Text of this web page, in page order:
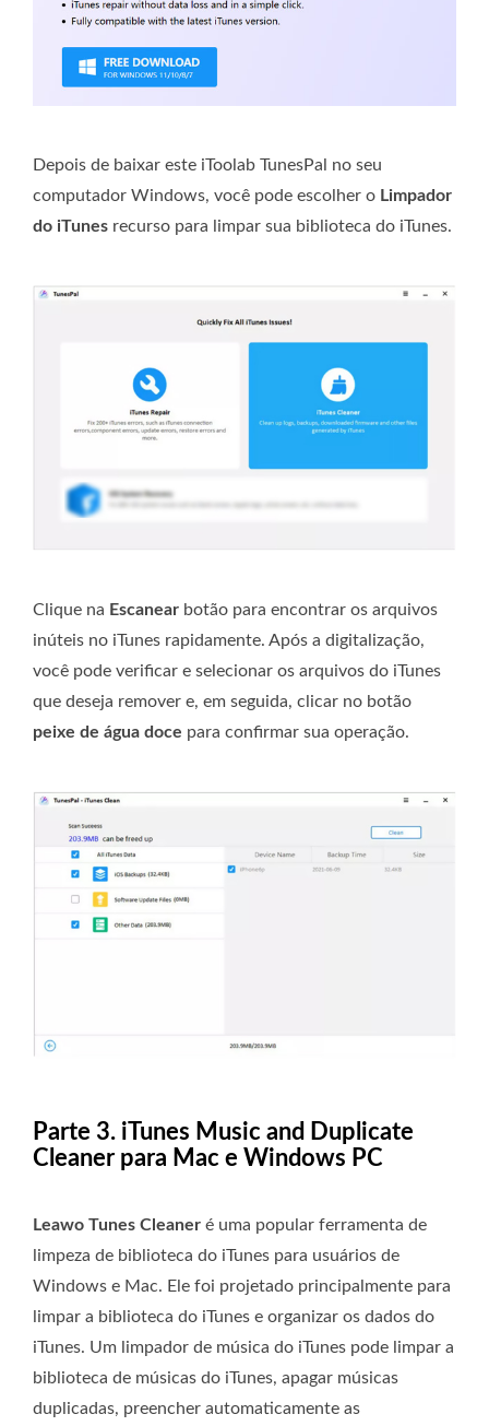
Depois de baixar este iToolab TunesPal no seu
computador Windows, você pode escolher o Limpador
do iTunes recurso para limpar sua biblioteca do iTunes.
Clique na Escanear botão para encontrar os arquivos
inúteis no iTunes rapidamente. Após a digitalização,
você pode verificar e selecionar os arquivos do iTunes
que deseja remover e, em seguida, clicar no botão
peixe de água doce para confirmar sua operação.
Parte 3. iTunes Music and Duplicate
Cleaner para Mac e Windows PC
Leawo Tunes Cleaner é uma popular ferramenta de
limpeza de biblioteca do iTunes para usuários de
Windows e Mac. Ele foi projetado principalmente para
limpar a biblioteca do iTunes e organizar os dados do
iTunes. Um limpador de música do iTunes pode limpar a
biblioteca de músicas do iTunes, apagar músicas
duplicadas, preencher automaticamente as